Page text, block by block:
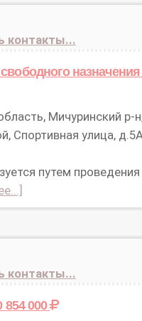
контакты...
назначения
Мичуринский р-
Спортивная улица,
путем
контакты...
854 000